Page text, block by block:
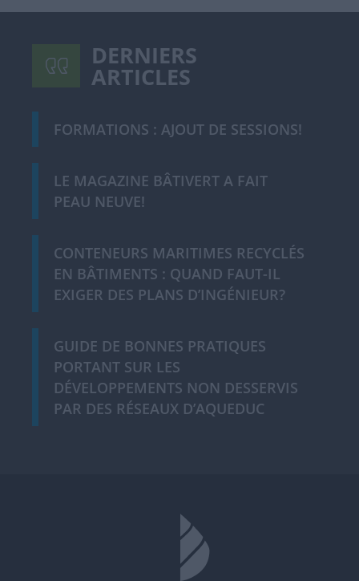
DERNIERS
ARTICLES
FORMATIONS : AJOUT DE SESSIONS!
LE MAGAZINE BÂTIVERT A FAIT
PEAU NEUVE!
CONTENEURS MARITIMES RECYCLÉS
EN BÂTIMENTS : QUAND FAUT-IL
EXIGER DES PLANS D’INGÉNIEUR?
GUIDE DE BONNES PRATIQUES
PORTANT SUR LES
DÉVELOPPEMENTS NON DESSERVIS
PAR DES RÉSEAUX D’AQUEDUC